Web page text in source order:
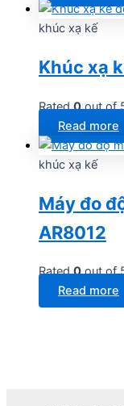
khúc xạ kế
Khúc xạ
Rated0out of
Read more
khúc xạ kế
Máy đo
AR8012
Rated0out of
Read more